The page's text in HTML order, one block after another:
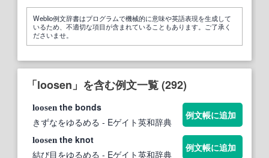
Weblio例文辞書はプログラムで機械的に意味や英語表現を生成して
いるため、不適切な項目が含まれていることもあります。ご了承く
ださいませ。
「loosen」を含む例文一覧 (292)
loosen the bonds
きずなをゆるめる - Eゲイト英和辞典
例文帳に追加
loosen the knot
結び目をゆるめる - Eゲイト英和辞典
例文帳に追加